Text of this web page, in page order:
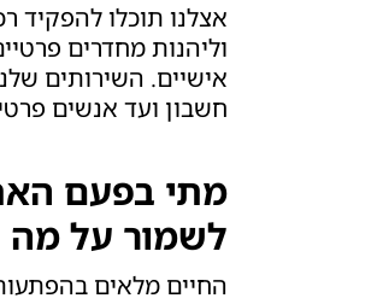
אצלנו תוכלו להפקיד
וליהנות מחדרים
אישיים. השירותים
חשבון ועד אנשים
מתי בפעם
לשמור על
החיים מלאים